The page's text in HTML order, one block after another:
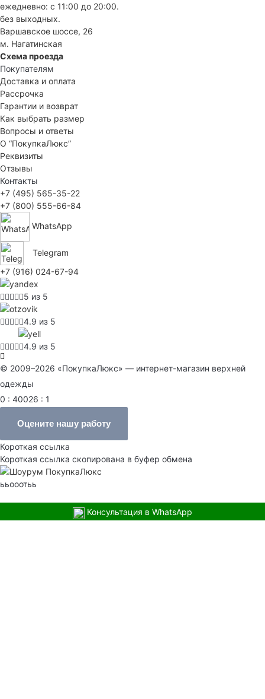
ежедневно: с 11:00 до 20:00.
без выходных.
Варшавское шоссе, 26
м. Нагатинская
Схема проезда
Покупателям
Доставка и оплата
Рассрочка
Гарантии и возврат
Как выбрать размер
Вопросы и ответы
О “ПокупкаЛюкс”
Реквизиты
Отзывы
Контакты
+7 (495) 565-35-22
+7 (800) 555-66-84
WhatsApp
Telegram
+7 (916) 024-67-94
5 из 5
4.9 из 5
4.9 из 5
© 2009–2026 «ПокупкаЛюкс» — интернет-магазин верхней
одежды
0 : 40026 : 1
Оцените нашу работу
Короткая ссылка
Короткая ссылка скопирована в буфер обмена
ььооотьь
Консультация в WhatsApp